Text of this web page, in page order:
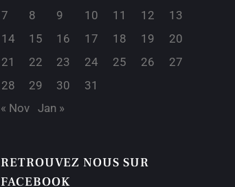
7
8 9 10 11 12
13
14
15 16 17 18 19
20
21
22 23 24 25 26
27
28
29 30
31
« Nov
Jan »
RETROUVEZ NOUS SUR
FACEBOOK